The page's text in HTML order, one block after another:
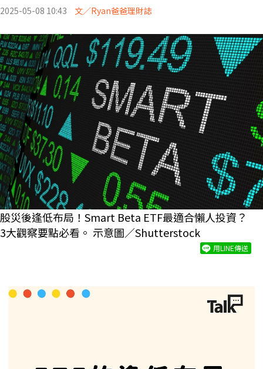
2025-05-08 10:43 文／Ryan爸爸理財誌
股災後逢低布局！Smart Beta ETF最適合懶人投資？
3大觀察要點必看。 示意圖／Shutterstock
用LINE傳送